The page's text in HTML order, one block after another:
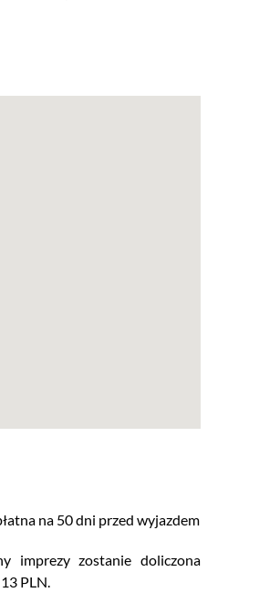
na 50 dni przed wyjazdem
imprezy zostanie doliczona
PLN.